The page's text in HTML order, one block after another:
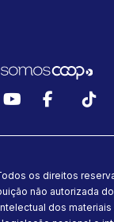
os direitos
não autorizada
dos